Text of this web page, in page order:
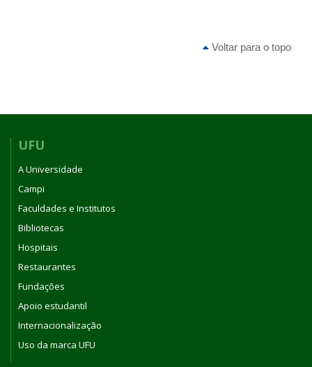
Voltar para o topo
UFU
A Universidade
Campi
Faculdades e Institutos
Bibliotecas
Hospitais
Restaurantes
Fundações
Apoio estudantil
Internacionalização
Uso da marca UFU